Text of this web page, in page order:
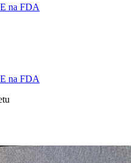
na FDA
na FDA